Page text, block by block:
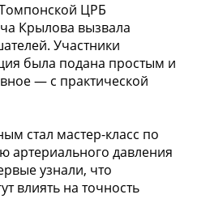
ЦРБ
Крылова вызвала
Участники
была подана простым и
— с практической
стал мастер-класс по
артериального давления
узнали, что
влиять на точность